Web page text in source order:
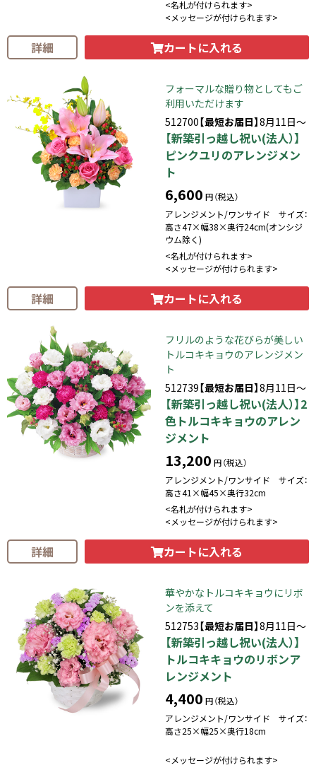
<名札が付けられます>
<メッセージが付けられます>
詳細 カートに入れる
フォーマルな贈り物としてもご
利用いただけます
512700【最短お届日】8月11日～
【新築引っ越し祝い(法人）】
ピンクユリのアレンジメン
ト
6,600 円（税込）
アレンジメント/ワンサイド サイズ：
高さ47×幅38×奥行24cm(オンシジ
ウム除く)
<名札が付けられます>
<メッセージが付けられます>
詳細 カートに入れる
フリルのような花びらが美しい
トルコキキョウのアレンジメン
ト
512739【最短お届日】8月11日～
【新築引っ越し祝い(法人）】2
色トルコキキョウのアレン
ジメント
13,200 円（税込）
アレンジメント/ワンサイド サイズ：
高さ41×幅45×奥行32cm
<名札が付けられます>
<メッセージが付けられます>
詳細 カートに入れる
華やかなトルコキキョウにリボ
ンを添えて
512753【最短お届日】8月11日～
【新築引っ越し祝い(法人）】
トルコキキョウのリボンア
レンジメント
4,400 円（税込）
アレンジメント/ワンサイド サイズ：
高さ25×幅25×奥行18cm
<メッセージが付けられます>